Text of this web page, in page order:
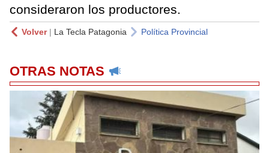
consideraron los productores.
Volver| La Tecla Patagonia Política Provincial
OTRAS NOTAS